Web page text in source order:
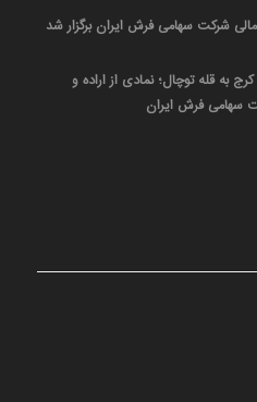
شرکت سهامی فرش ایران برگزار شد
به قله توچال؛ نمادی از اراده و
سهامی فرش ایران